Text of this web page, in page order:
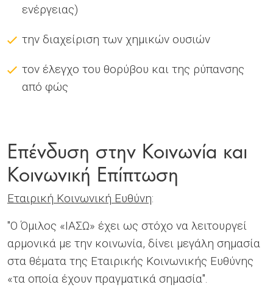
ενέργειας)
την διαχείριση των χημικών ουσιών
τον έλεγχο του θορύβου και της ρύπανσης
από φώς
Επένδυση στην Κοινωνία και
Κοινωνική Επίπτωση
Εταιρική Κοινωνική Ευθύνη:
"Ο Όμιλος «ΙΑΣΩ» έχει ως στόχο να λειτουργεί
αρμονικά με την κοινωνία, δίνει μεγάλη σημασία
στα θέματα της Εταιρικής Κοινωνικής Ευθύνης
«τα οποία έχουν πραγματικά σημασία".